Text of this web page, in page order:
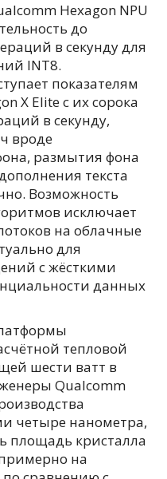
Hexagon NPU
до
в секунду для
INT8.
показателям
X Elite с их сорока
в секунду,
вроде
размытия фона
текста
Возможность
исключает
на облачные
для
с жёсткими
данных
тепловой
шести ватт в
Qualcomm
четыре нанометра,
площадь кристалла
на